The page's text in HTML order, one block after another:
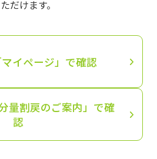
だけます。
イページ」で確認
量割戻のご案内」で確
認